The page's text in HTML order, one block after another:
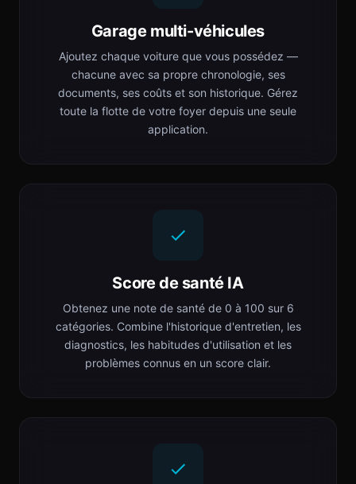
Garage multi-véhicules
Ajoutez chaque voiture que vous possédez —
chacune avec sa propre chronologie, ses
documents, ses coûts et son historique. Gérez
toute la flotte de votre foyer depuis une seule
application.
Score de santé IA
Obtenez une note de santé de 0 à 100 sur 6
catégories. Combine l'historique d'entretien, les
diagnostics, les habitudes d'utilisation et les
problèmes connus en un score clair.